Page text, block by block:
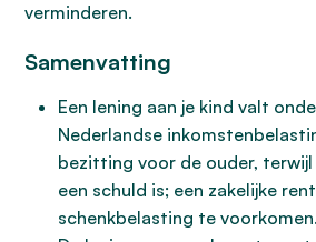
verminderen.
Samenvatting
Een lening aan je kind valt
Nederlandse
bezitting voor de ouder,
een schuld is; een zakelijke
schenkbelasting te voorkomen.